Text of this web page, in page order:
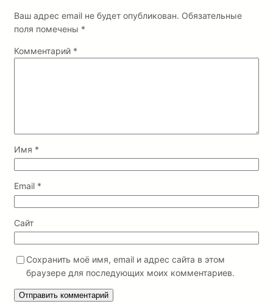
Ваш адрес email не будет опубликован. Обязательные
поля помечены *
Комментарий *
Имя *
Email *
Сайт
Сохранить моё имя, email и адрес сайта в этом
браузере для последующих моих комментариев.